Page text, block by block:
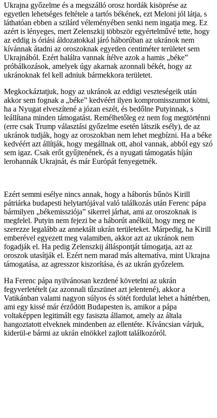
Ukrajna győzelme és a megszálló orosz hordák kisöprése az
egyetlen lehetséges feltétele a tartós békének, ezt Meloni jól látja, s
láthatóan ebben a szilárd véleményében senki nem ingatja meg. Ez
azért is lényeges, mert Zelenszkij többször egyértelművé tette, hogy
az eddig is óriási áldozatokkal járó háborúban az ukránok nem
kívánnak átadni az oroszoknak egyetlen centiméter területet sem
Ukrajnából. Ezért halálra vannak ítélve azok a hamis „béke”
próbálkozások, amelyek úgy akarnak azonnali békét, hogy az
ukránoknak fel kell adniuk bármekkora területet.
Megkockáztatjuk, hogy az ukránok az eddigi veszteségeik után
akkor sem fognak a „béke” kedvéért ilyen kompromisszumot kötni,
ha a Nyugat elveszítené a józan eszét, és bedőlne Putyinnak, s
leállítana minden támogatást. Remélhetőleg ez nem fog megtörténni
(erre csak Trump választási győzelme esetén látszik esély), de az
ukránok tudják, hogy az oroszokban nem lehet megbízni. Ha a béke
kedvéért azt állítják, hogy megállnak ott, ahol vannak, abból egy szó
sem igaz. Csak erőt gyűjtenének, és a nyugati támogatás híján
lerohannák Ukrajnát, és már Európát fenyegetnék.
Ezért semmi esélye nincs annak, hogy a háborús bűnös Kirill
pátriárka budapesti helytartójával való találkozás után Ferenc pápa
bármilyen „békemissziója” sikerrel járhat, ami az oroszoknak is
megfelel. Putyin nem fejezi be a háborút anélkül, hogy meg ne
szerezze legalább az annektált ukrán területeket. Márpedig, ha Kirill
emberével egyezett meg valamiben, akkor azt az ukránok nem
fogadják el. Ha pedig Zelenszkij álláspontját támogatja, azt az
oroszok utasítják el. Ezért nem marad más alternatíva, mint Ukrajna
támogatása, az agresszor kiszorítása, és az ukrán győzelem.
Ha Ferenc pápa nyilvánosan kezdené követelni az ukrán
fegyverletételt (az azonnali tűzszünet azt jelentené), akkor a
Vatikánban valami nagyon súlyos és sötét fordulat lehet a háttérben,
ami egy kissé már érződött Budapesten is, amikor a pápa
voltaképpen legitimált egy fasiszta államot, amely az általa
hangoztatott elveknek mindenben az ellentéte. Kíváncsian várjuk,
kiderül-e bármi az ukrán elnökkel zajlott találkozóról.